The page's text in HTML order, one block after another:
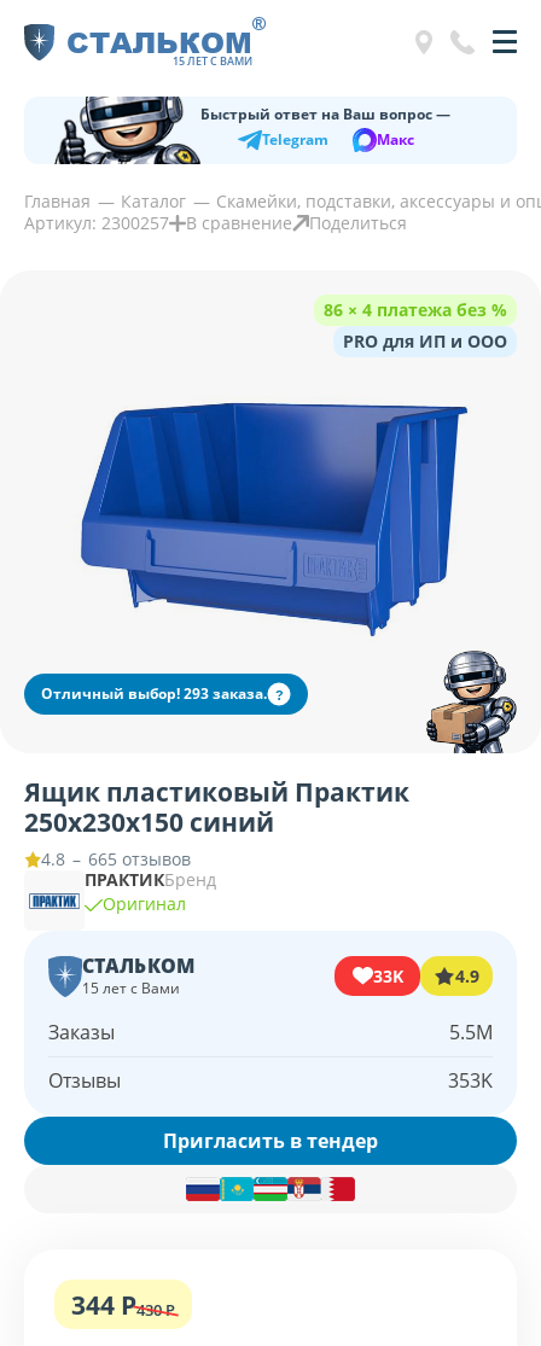
СТАЛЬКОМ
15 ЛЕТ С ВАМИ
®
Быстрый ответ на Ваш вопрос —
Telegram
Макс
Главная Каталог
Скамейки, подставки, аксессуары и
Артикул: 2300257
В сравнение Поделиться
86 × 4 платежа без %
PRO для ИП и ООО
Отличный выбор! 293 заказа. ?
Ящик пластиковый Практик
250х230х150 синий
4.8 – 665 отзывов
ПРАКТИКБренд
Оригинал
СТАЛЬКОМ
15 лет с Вами
33K 4.9
Заказы
5.5M
Отзывы
353K
Пригласить в тендер
344 Р430 Р